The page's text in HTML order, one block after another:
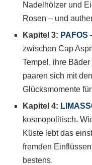
Nadelhölzer und
Rosen – und
Kapitel 3: PAFOS
zwischen Cap
Tempel, ihre
paaren sich mit
Glücksmomente
Kapitel 4:
kosmopolitisch.
Küste lebt das
fremden
bestens.